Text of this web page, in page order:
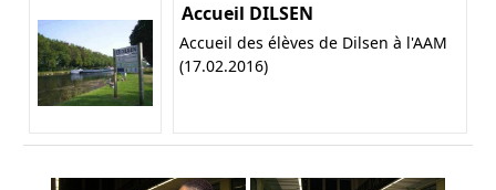
Accueil DILSEN
Accueil des élèves de Dilsen à l'AAM
(17.02.2016)